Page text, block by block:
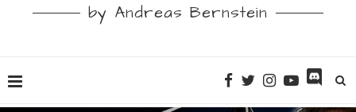
by Andreas Bernstein